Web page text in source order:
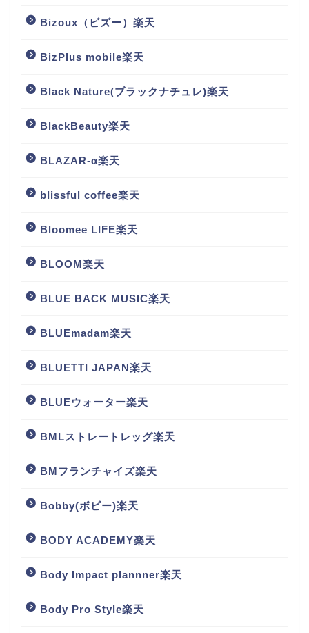
Bizoux（ビズー）楽天
BizPlus mobile楽天
Black Nature(ブラックナチュレ)楽天
BlackBeauty楽天
BLAZAR-α楽天
blissful coffee楽天
Bloomee LIFE楽天
BLOOM楽天
BLUE BACK MUSIC楽天
BLUEmadam楽天
BLUETTI JAPAN楽天
BLUEウォーター楽天
BMLストレートレッグ楽天
BMフランチャイズ楽天
Bobby(ボビー)楽天
BODY ACADEMY楽天
Body Impact plannner楽天
Body Pro Style楽天